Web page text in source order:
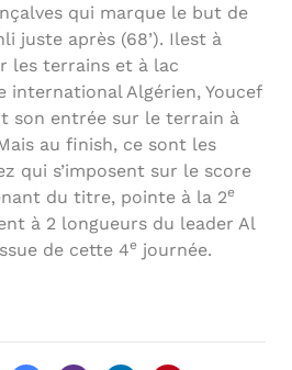
qui marque le but de
juste après (68’). Ilest à
les terrains et à lac
international Algérien, Youcef
son entrée sur le terrain à
au finish, ce sont les
qui s’imposent sur le score
du titre, pointe à la 2e
à 2 longueurs du leader Al
de cette 4e journée.